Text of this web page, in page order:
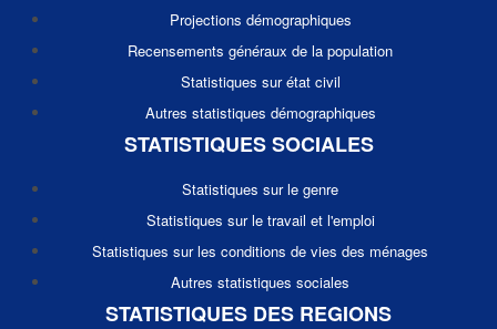
Projections démographiques
Recensements généraux de la population
Statistiques sur état civil
Autres statistiques démographiques
STATISTIQUES SOCIALES
Statistiques sur le genre
Statistiques sur le travail et l'emploi
Statistiques sur les conditions de vies des ménages
Autres statistiques sociales
STATISTIQUES DES REGIONS